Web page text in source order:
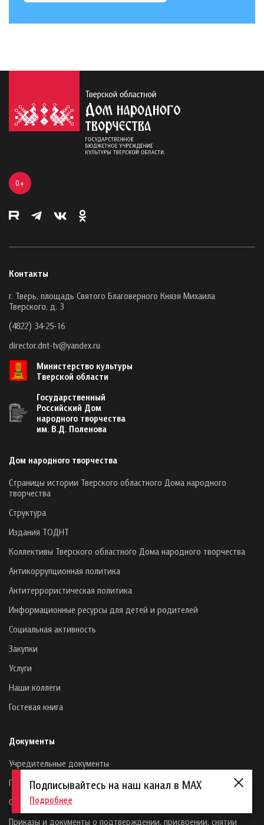
0+
Контакты
г. Тверь, площадь Святого Благоверного Князя Михаила
Тверского, д. 3
(4822) 34-25-16
director.dnt-tv@yandex.ru
Министерство культуры
Тверской области
Государственный
Российский Дом
народного творчества
им. В.Д. Поленова
Дом народного творчества
Страницы истории Тверского областного Дома народного
творчества
Структура
Издания ТОДНТ
Коллективы Тверского областного Дома народного творчества
Антикоррупционная политика
Антитеррористическая политика
Информационные ресурсы для детей и родителей
Социальная активность
Закупки
Услуги
Наши коллеги
Гостевая книга
Документы
Учредительные документы
Положения об отделах
Финансово-хозяйственная деятельность
Приказы и документы о подтверждении, присвоении, снятии
Подписывайтесь на наш канал в MAX
Подробнее